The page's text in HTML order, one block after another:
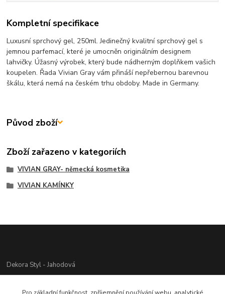
Kompletní specifikace
Luxusní sprchový gel, 250ml. Jedinečný kvalitní sprchový gel s
jemnou parfemací, které je umocněn originálním designem
lahvičky. Úžasný výrobek, který bude nádherným doplňkem vašich
koupelen. Řada Vivian Gray vám přináší nepřebernou barevnou
škálu, která nemá na českém trhu obdoby. Made in Germany.
Původ zboží
Zboží zařazeno v kategoriích
VIVIAN GRAY- německá kosmetika
VIVIAN KAMÍNKY
Dekora Styl - Jahodová